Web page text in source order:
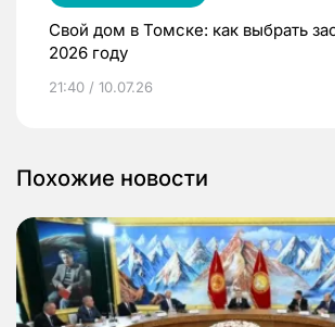
Свой дом в Томске: как выбрать
2026 году
21:40 / 10.07.26
Похожие новости